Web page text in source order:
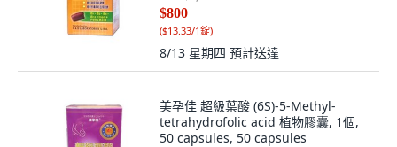
$800
($13.33/1錠)
8/13 星期四 預計送達
美孕佳 超級葉酸 (6S)-5-Methyl-
tetrahydrofolic acid 植物膠囊, 1個,
50 capsules, 50 capsules